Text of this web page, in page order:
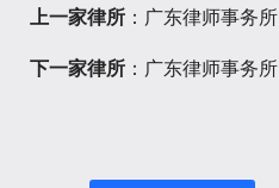
上一家律所 ：广东律师事务所
下一家律所 ：广东律师事务所